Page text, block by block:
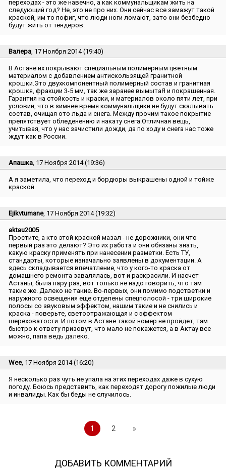
переходах - это же навечно, а как коммунальщикам жить на
следующий год? Не, это не про них. Они сейчас все замажут такой
краской, им то пофиг, что люди ноги ломают, зато они безбедно
будут жить от тендеров.
Валера , 17 Ноября 2014 (19:40)
В Астане их покрывают специальным полимерным цветным
материалом с добавлением антискользящей гранитной
крошки.Это двухкомпонентный полимерный состав и гранитная
крошкя, фракции 3-5 мм, так же заранее вымытаЯ и покрашенная.
Гарантия на стойкость и краски, и материалов около пяти лет, при
условии, что в зимнее время коммунальщики не будут скалывать
состав, очищая ото льда и снега. Между прочим такое покрытие
препятствует обледенению и накату снега.Отличная вещь,
учитывая, что у нас зачистили дожди, да по ходу и снега нас тоже
ждут как в России.
Апашка , 17 Ноября 2014 (19:36)
А я заметила, что переход и бордюры выкрашены одной и тойже
краской.
Ejikvtumane, 17 Ноября 2014 (19:32)
aktau2005
Простите, а кто этой краской мазал - не дорожники, они что
первый раз это делают? Это их работа и они обязаны знать,
какую краску применять при нанесении разметки. Есть ТУ,
стандарты, которые изначально заявлены в документации. А
здесь складывается впечатление, что у кого-то краска от
домашнего ремонта завалялась, вот и раскрасили. И насчет
Астаны, была пару раз, вот только не надо говорить, что там
такие же. Далеко не такие. Во-первых, они помимо подстветки и
наружного освещения еще отделены спецполосой - три широкие
полосы со звуковым эффектом, нашим такие и не снились и
краска - поверьте, светоотражающая и с эффектом
шереховатости. И потом в Астане такой номер не пройдет, там
быстро к ответу призовут, что мало не покажется, а в Актау все
можно, папа ведь далеко.
Wee, 17 Ноября 2014 (16:20)
Я несколько раз чуть не упала на этих переходах даже в сухую
погоду. Боюсь представить, как переходят дорогу пожилые люди
и инвалиды. Как бы беды не случилось.
1 2 »
ДОБАВИТЬ КОММЕНТАРИЙ